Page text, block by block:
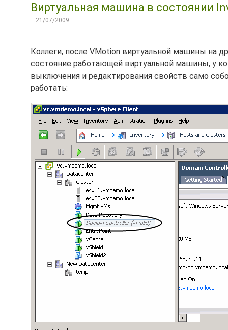
Виртуальная машина в состоянии
21/07/2009
Коллеги, после VMotion виртуальной машины на
состояние работающей виртуальной машины, у
выключения и редактирования свойств само
работать: